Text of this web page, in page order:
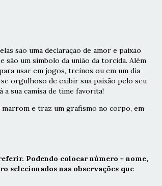
são uma declaração de amor e paixão
um símbolo da união da torcida. Além
usar em jogos, treinos ou em um dia
orgulhoso de exibir sua paixão pelo seu
a sua camisa de time favorita!
marrom e traz um grafismo no corpo, em
Podendo colocar número + nome,
selecionados nas observações que